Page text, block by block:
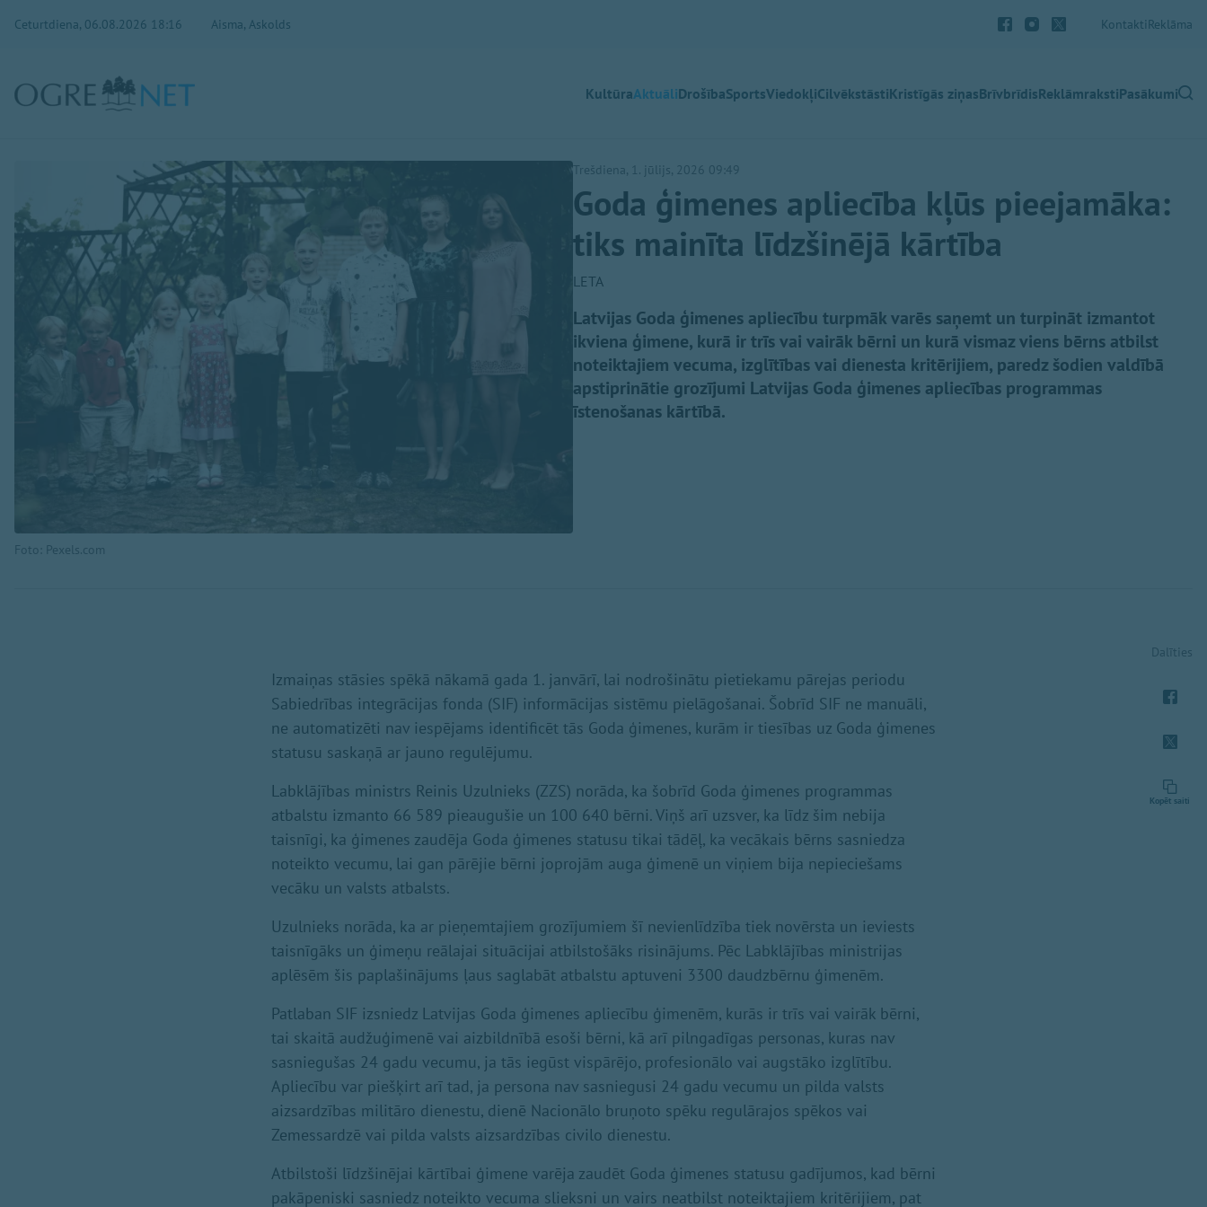
Ceturtdiena, 06.08.2026 18:16 Aisma, Askolds KontaktiReklāma
KultūraAktuāliDrošībaSportsViedokļiCilvēkstāstiKristīgās ziņasBrīvbrīdisReklāmrakstiPasākumi
Foto: Pexels.com
Trešdiena, 1. jūlijs, 2026 09:49
Goda ģimenes apliecība kļūs pieejamāka:
tiks mainīta līdzšinējā kārtība
LETA
Latvijas Goda ģimenes apliecību turpmāk varēs saņemt un turpināt izmantot
ikviena ģimene, kurā ir trīs vai vairāk bērni un kurā vismaz viens bērns atbilst
noteiktajiem vecuma, izglītības vai dienesta kritērijiem, paredz šodien valdībā
apstiprinātie grozījumi Latvijas Goda ģimenes apliecības programmas
īstenošanas kārtībā.
Izmaiņas stāsies spēkā nākamā gada 1. janvārī, lai nodrošinātu pietiekamu pārejas periodu
Sabiedrības integrācijas fonda (SIF) informācijas sistēmu pielāgošanai. Šobrīd SIF ne manuāli,
ne automatizēti nav iespējams identificēt tās Goda ģimenes, kurām ir tiesības uz Goda ģimenes
statusu saskaņā ar jauno regulējumu.
Labklājības ministrs Reinis Uzulnieks (ZZS) norāda, ka šobrīd Goda ģimenes programmas
atbalstu izmanto 66 589 pieaugušie un 100 640 bērni. Viņš arī uzsver, ka līdz šim nebija
taisnīgi, ka ģimenes zaudēja Goda ģimenes statusu tikai tādēļ, ka vecākais bērns sasniedza
noteikto vecumu, lai gan pārējie bērni joprojām auga ģimenē un viņiem bija nepieciešams
vecāku un valsts atbalsts.
Uzulnieks norāda, ka ar pieņemtajiem grozījumiem šī nevienlīdzība tiek novērsta un ieviests
taisnīgāks un ģimeņu reālajai situācijai atbilstošāks risinājums. Pēc Labklājības ministrijas
aplēsēm šis paplašinājums ļaus saglabāt atbalstu aptuveni 3300 daudzbērnu ģimenēm.
Patlaban SIF izsniedz Latvijas Goda ģimenes apliecību ģimenēm, kurās ir trīs vai vairāk bērni,
tai skaitā audžuģimenē vai aizbildnībā esoši bērni, kā arī pilngadīgas personas, kuras nav
sasniegušas 24 gadu vecumu, ja tās iegūst vispārējo, profesionālo vai augstāko izglītību.
Apliecību var piešķirt arī tad, ja persona nav sasniegusi 24 gadu vecumu un pilda valsts
aizsardzības militāro dienestu, dienē Nacionālo bruņoto spēku regulārajos spēkos vai
Zemessardzē vai pilda valsts aizsardzības civilo dienestu.
Atbilstoši līdzšinējai kārtībai ģimene varēja zaudēt Goda ģimenes statusu gadījumos, kad bērni
pakāpeniski sasniedz noteikto vecuma slieksni un vairs neatbilst noteiktajiem kritērijiem, pat
Dalīties
Kopēt saiti